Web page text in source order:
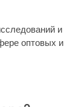
и
оптовых и